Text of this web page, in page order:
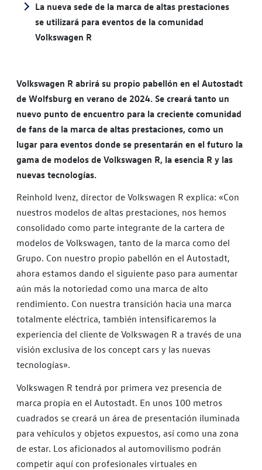
La nueva sede de la marca de altas prestaciones
se utilizará para eventos de la comunidad
Volkswagen R
Volkswagen R abrirá su propio pabellón en el Autostadt
de Wolfsburg en verano de 2024. Se creará tanto un
nuevo punto de encuentro para la creciente comunidad
de fans de la marca de altas prestaciones, como un
lugar para eventos donde se presentarán en el futuro la
gama de modelos de Volkswagen R, la esencia R y las
nuevas tecnologías.
Reinhold Ivenz, director de Volkswagen R explica: «Con
nuestros modelos de altas prestaciones, nos hemos
consolidado como parte integrante de la cartera de
modelos de Volkswagen, tanto de la marca como del
Grupo. Con nuestro propio pabellón en el Autostadt,
ahora estamos dando el siguiente paso para aumentar
aún más la notoriedad como una marca de alto
rendimiento. Con nuestra transición hacia una marca
totalmente eléctrica, también intensificaremos la
experiencia del cliente de Volkswagen R a través de una
visión exclusiva de los concept cars y las nuevas
tecnologías».
Volkswagen R tendrá por primera vez presencia de
marca propia en el Autostadt. En unos 100 metros
cuadrados se creará un área de presentación iluminada
para vehículos y objetos expuestos, así como una zona
de estar. Los aficionados al automovilismo podrán
competir aquí con profesionales virtuales en